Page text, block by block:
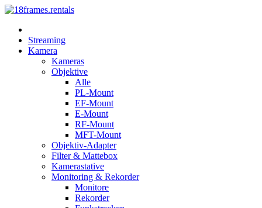
Streaming
Kamera
Kameras
Objektive
Alle
PL-Mount
EF-Mount
E-Mount
RF-Mount
MFT-Mount
Objektiv-Adapter
Filter & Mattebox
Kamerastative
Monitoring & Rekorder
Monitore
Rekorder